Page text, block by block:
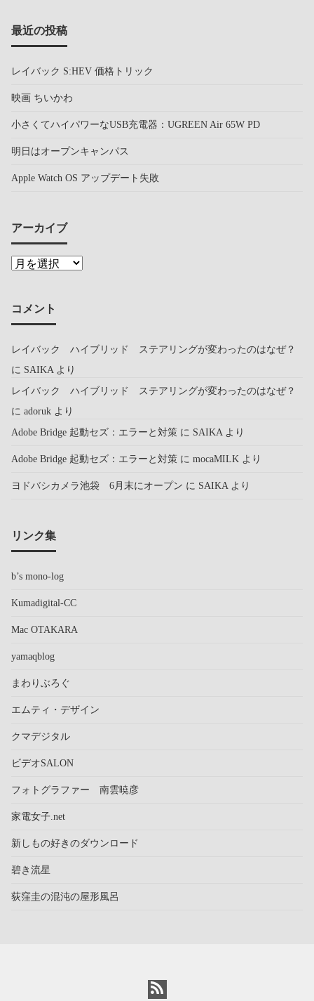
最近の投稿
レイバック S:HEV 価格トリック
映画 ちいかわ
小さくてハイパワーなUSB充電器：UGREEN Air 65W PD
明日はオープンキャンパス
Apple Watch OS アップデート失敗
アーカイブ
コメント
レイバック ハイブリッド ステアリングが変わったのはなぜ？
に SAIKA より
レイバック ハイブリッド ステアリングが変わったのはなぜ？
に adoruk より
Adobe Bridge 起動セズ：エラーと対策 に SAIKA より
Adobe Bridge 起動セズ：エラーと対策 に mocaMILK より
ヨドバシカメラ池袋 6月末にオープン に SAIKA より
リンク集
b’s mono-log
Kumadigital-CC
Mac OTAKARA
yamaqblog
まわりぶろぐ
エムティ・デザイン
クマデジタル
ビデオSALON
フォトグラファー 南雲暁彦
家電女子.net
新しもの好きのダウンロード
碧き流星
荻窪圭の混沌の屋形風呂